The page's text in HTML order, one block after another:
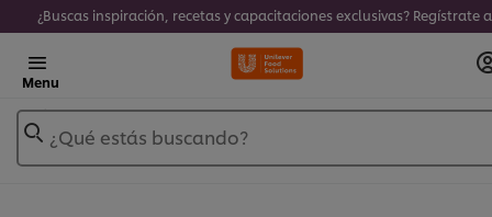
Menu
¿Qué estás buscando?